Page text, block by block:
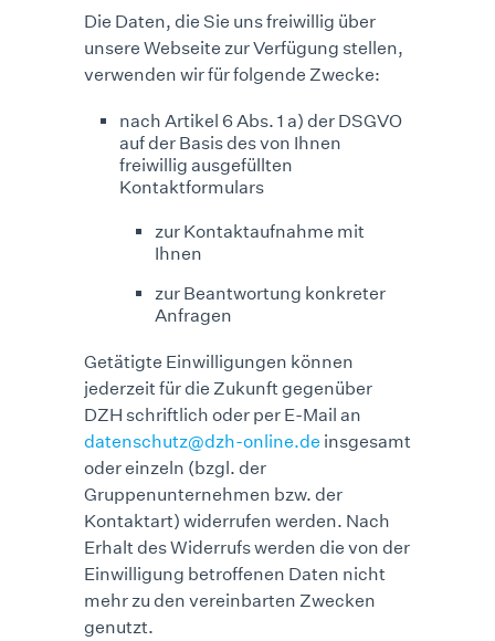
Die Daten, die Sie uns freiwillig über
unsere Webseite zur Verfügung stellen,
verwenden wir für folgende Zwecke:
nach Artikel 6 Abs. 1 a) der DSGVO
auf der Basis des von Ihnen
freiwillig ausgefüllten
Kontaktformulars
zur Kontaktaufnahme mit
Ihnen
zur Beantwortung konkreter
Anfragen
Getätigte Einwilligungen können
jederzeit für die Zukunft gegenüber
DZH schriftlich oder per E-Mail an
datenschutz@dzh-online.de insgesamt
oder einzeln (bzgl. der
Gruppenunternehmen bzw. der
Kontaktart) widerrufen werden. Nach
Erhalt des Widerrufs werden die von der
Einwilligung betroffenen Daten nicht
mehr zu den vereinbarten Zwecken
genutzt.